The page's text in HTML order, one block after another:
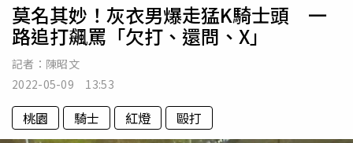
莫名其妙！灰衣男爆走猛K騎士頭 一
路追打飆罵「欠打、還問、X」
記者： 陳昭文
2022-05-09 13:53
桃園 騎士 紅燈 毆打